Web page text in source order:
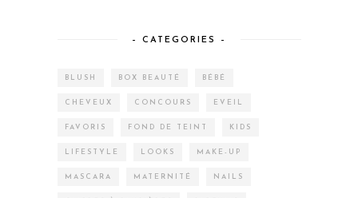
– CATEGORIES –
BLUSH BOX BEAUTÉ BÉBÉ
CHEVEUX CONCOURS EVEIL
FAVORIS FOND DE TEINT KIDS
LIFESTYLE LOOKS MAKE-UP
MASCARA MATERNITÉ NAILS